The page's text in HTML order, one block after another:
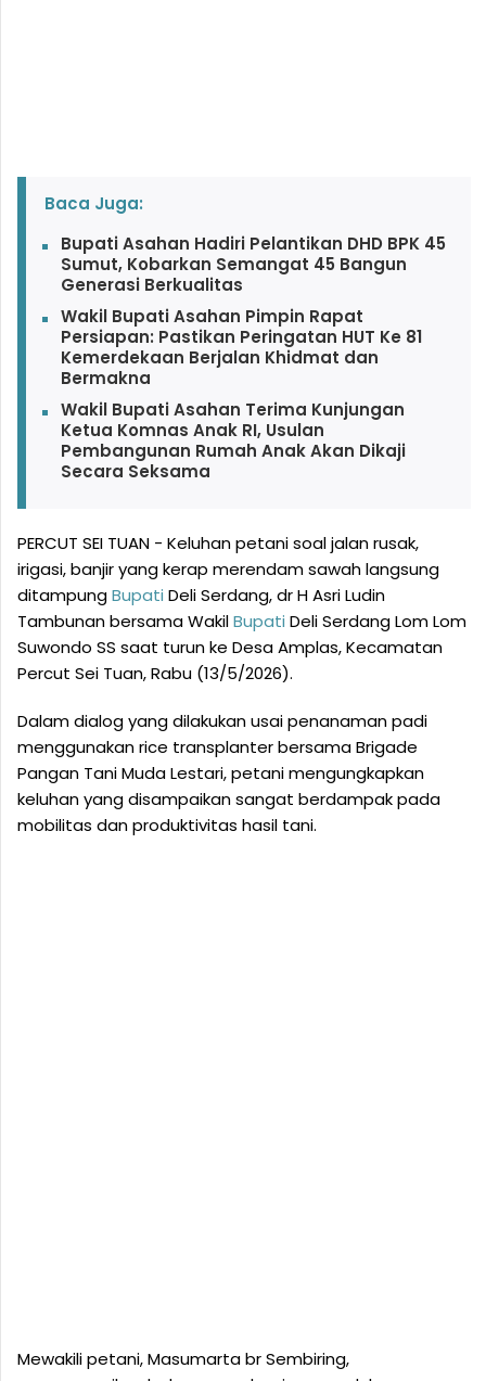
Baca Juga:
Bupati Asahan Hadiri Pelantikan DHD BPK 45
Sumut, Kobarkan Semangat 45 Bangun
Generasi Berkualitas
Wakil Bupati Asahan Pimpin Rapat
Persiapan: Pastikan Peringatan HUT Ke 81
Kemerdekaan Berjalan Khidmat dan
Bermakna
Wakil Bupati Asahan Terima Kunjungan
Ketua Komnas Anak RI, Usulan
Pembangunan Rumah Anak Akan Dikaji
Secara Seksama
PERCUT SEI TUAN - Keluhan petani soal jalan rusak,
irigasi, banjir yang kerap merendam sawah langsung
ditampungBupati Deli Serdang, dr H Asri Ludin
Tambunan bersama WakilBupati Deli Serdang Lom Lom
Suwondo SS saat turun ke Desa Amplas, Kecamatan
Percut Sei Tuan, Rabu (13/5/2026).
Dalam dialog yang dilakukan usai penanaman padi
menggunakan rice transplanter bersama Brigade
Pangan Tani Muda Lestari, petani mengungkapkan
keluhan yang disampaikan sangat berdampak pada
mobilitas dan produktivitas hasil tani.
Mewakili petani, Masumarta br Sembiring,